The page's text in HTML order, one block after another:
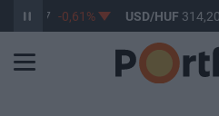
363,17 -0,61% USD/HUF 314,20